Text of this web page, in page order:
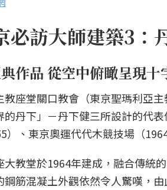
必訪大師建築3：
作品 從空中俯瞰呈現十
教座堂關口教會（東京聖瑪利亞
的丹下」－丹下健三所設計的代
）、東京奧運代代木競技場（
大教堂於1964年建成，融合傳統
鋼筋混凝土外觀依然令人驚嘆，